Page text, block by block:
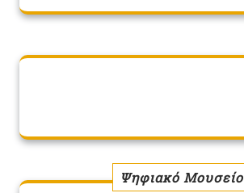
Ψηφιακό Μουσείο